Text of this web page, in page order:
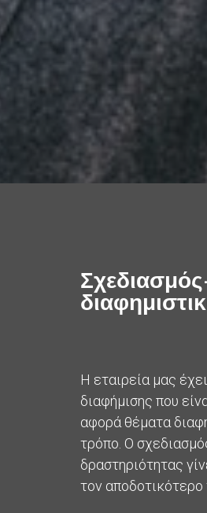
Η εταιρεία μας
διαφήμισης που
αφορά θέματα
τρόπο. Ο
δραστηριότητας
τον αποδοτικότερο